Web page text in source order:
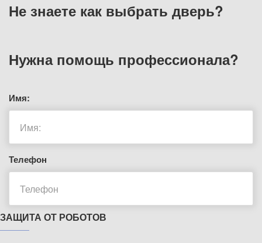
Не знаете как выбрать дверь?
Нужна помощь профессионала?
Имя:
Телефон
ЗАЩИТА ОТ РОБОТОВ